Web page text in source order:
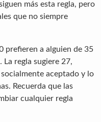
más esta regla, pero
que no siempre
prefieren a alguien de 35
La regla sugiere 27,
aceptado y lo
Recuerda que las
cualquier regla